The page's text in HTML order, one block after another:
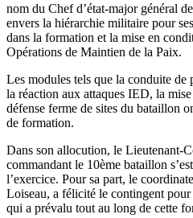
nom du Chef d’état-major général
envers la hiérarchie militaire pour
dans la formation et la mise en
Opérations de Maintien de la Paix.
Les modules tels que la conduite de
la réaction aux attaques IED, la
défense ferme de sites du bataillon
de formation.
Dans son allocution, le Lieutenant-
commandant le 10ème bataillon
l’exercice. Pour sa part, le
Loiseau, a félicité le contingent
qui a prévalu tout au long de cette